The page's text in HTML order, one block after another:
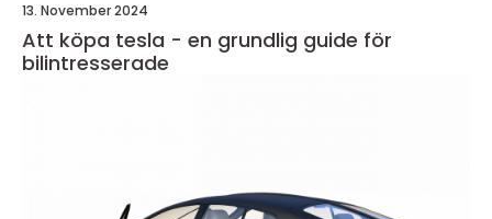
13. November 2024
Att köpa tesla - en grundlig guide för
bilintresserade